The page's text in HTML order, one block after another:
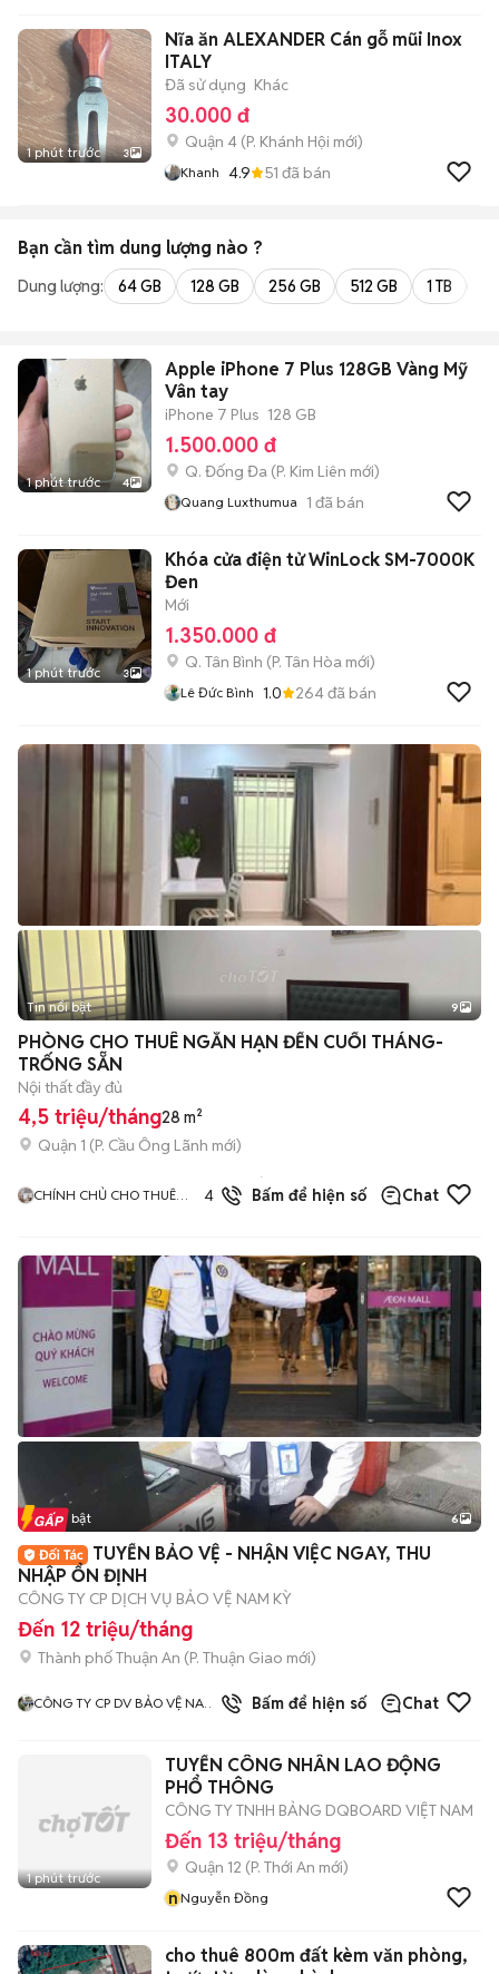
1 phút trước 3
Nĩa ăn ALEXANDER Cán gỗ mũi Inox
ITALY
Đã sử dụng Khác
30.000 đ
Quận 4 (P. Khánh Hội mới)
Khanh 4.9 51 đã bán
Bạn cần tìm dung lượng nào ?
Dung lượng: 64 GB 128 GB 256 GB 512 GB 1 TB
1 phút trước 4
Apple iPhone 7 Plus 128GB Vàng Mỹ
Vân tay
iPhone 7 Plus 128 GB
1.500.000 đ
Q. Đống Đa (P. Kim Liên mới)
Quang Luxthumua 1 đã bán
1 phút trước 3
Khóa cửa điện tử WinLock SM-7000K
Đen
Mới
1.350.000 đ
Q. Tân Bình (P. Tân Hòa mới)
Lê Đức Bình 1.0 264đã bán
+2
Tin nổi bật 9
PHÒNG CHO THUÊ NGẮN HẠN ĐẾN CUỐI THÁNG-
TRỐNG SẴN
Nội thất đầy đủ
4,5 triệu/tháng28 m²
Quận 1 (P. Cầu Ông Lãnh mới)
CHÍNH CHỦ CHO THUÊ
4.7
đã
bán
Bấm để hiện số Chat
+2
Tin nổi bật 6
TUYỂN BẢO VỆ - NHẬN VIỆC NGAY, THU
NHẬP ỔN ĐỊNH
CÔNG TY CP DỊCH VỤ BẢO VỆ NAM KỲ
Đến 12 triệu/tháng
Thành phố Thuận An (P. Thuận Giao mới)
CÔNG TY CP DV BẢO VỆ NAM
3đã bán
Bấm để hiện số Chat
1 phút trước
TUYỂN CÔNG NHÂN LAO ĐỘNG
PHỔ THÔNG
CÔNG TY TNHH BẢNG DQBOARD VIỆT NAM
Đến 13 triệu/tháng
Quận 12 (P. Thới An mới)
nNguyễn Đồng
cho thuê 800m đất kèm văn phòng,